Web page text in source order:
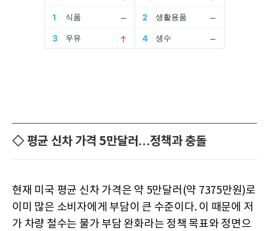
◇ 평균 신차 가격 5만달러…정책과 충돌
현재 미국 평균 신차 가격은 약 5만달러(약 7375만원)로
이미 많은 소비자에게 부담이 큰 수준이다. 이 때문에 저
가 차량 철수는 물가 부담 완화라는 정책 목표와 정면으